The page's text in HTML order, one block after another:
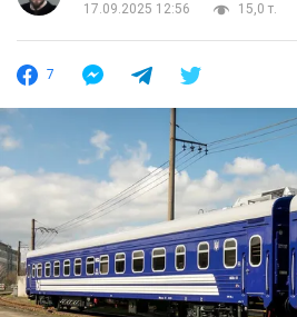
17.09.2025 12:56
15,0 т.
7